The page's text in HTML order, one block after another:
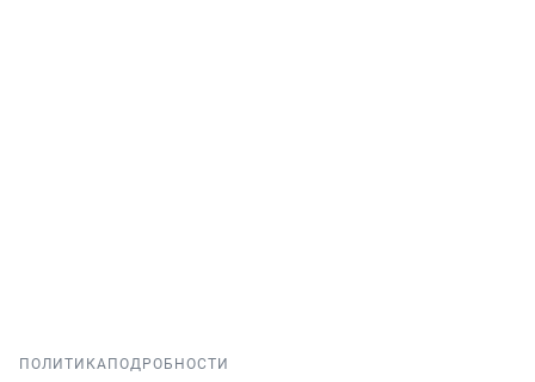
ПОЛИТИКА ПОДРОБНОСТИ